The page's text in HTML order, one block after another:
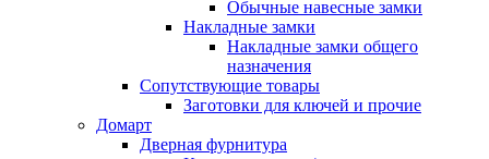
Обычные навесные замки
Накладные замки
Накладные замки общего
назначения
Сопутствующие товары
Заготовки для ключей и прочие
Домарт
Дверная фурнитура